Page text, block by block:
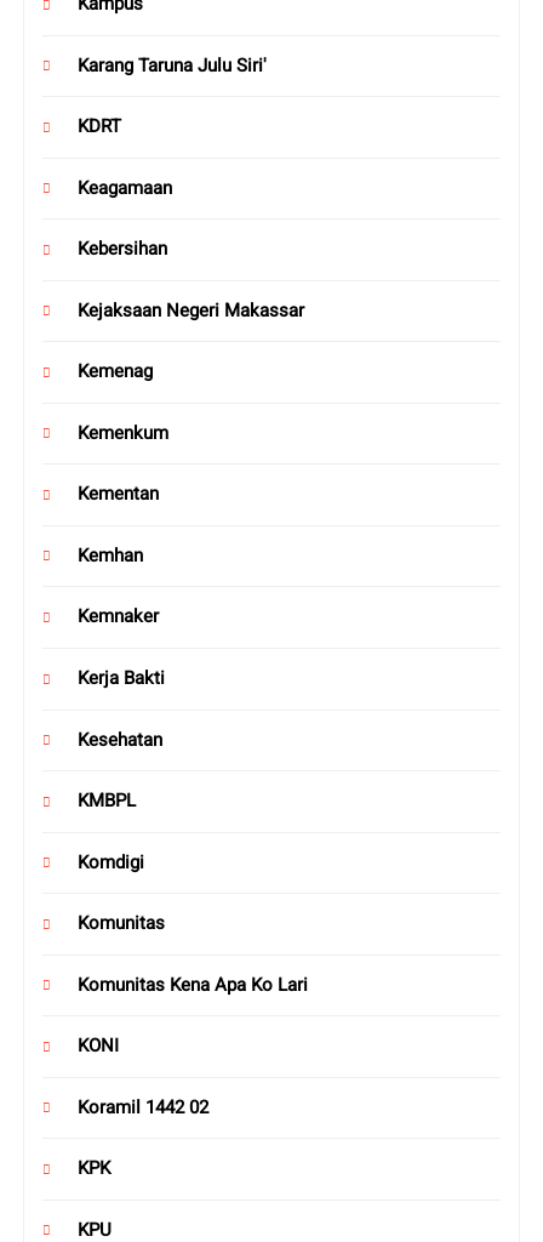
Karang Taruna Julu Siri'
KDRT
Keagamaan
Kebersihan
Kejaksaan Negeri Makassar
Kemenag
Kemenkum
Kementan
Kemhan
Kemnaker
Kerja Bakti
Kesehatan
KMBPL
Komdigi
Komunitas
Komunitas Kena Apa Ko Lari
KONI
Koramil 1442 02
KPK
KPU